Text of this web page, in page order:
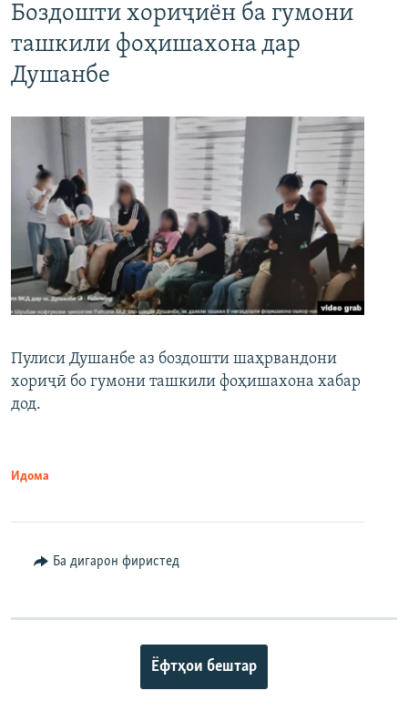
Боздошти хориҷиён ба гумони
ташкили фоҳишахона дар
Душанбе
Пулиси Душанбе аз боздошти шаҳрвандони
хориҷӣ бо гумони ташкили фоҳишахона хабар
дод.
Идома
Ба дигарон фиристед
Ёфтҳои бештар